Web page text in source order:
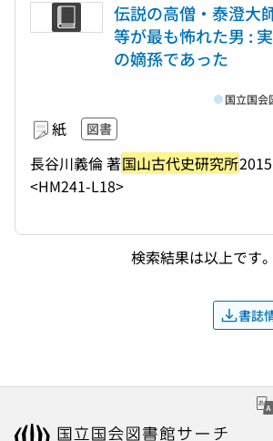
伝説の高僧・泰澄大
等が最も怖れた男 :
の嫡孫であった
紙 図書
長谷川義倫 著国山古代史研究所
<HM241-L18>
国立国会
検索結果は以上です。
書誌